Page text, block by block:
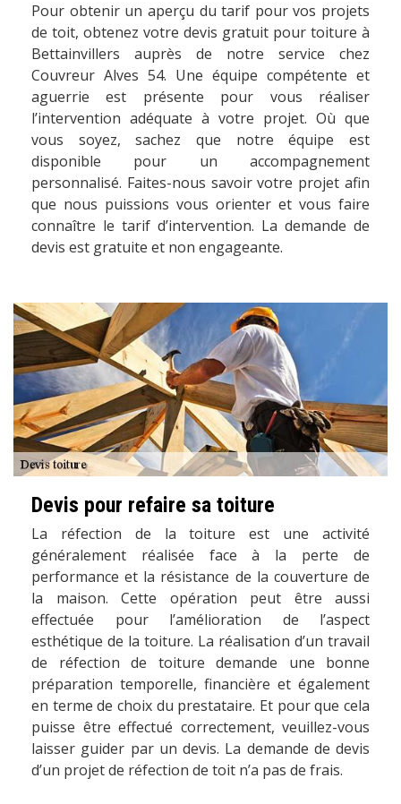
Pour obtenir un aperçu du tarif pour vos projets
de toit, obtenez votre devis gratuit pour toiture à
Bettainvillers auprès de notre service chez
Couvreur Alves 54. Une équipe compétente et
aguerrie est présente pour vous réaliser
l’intervention adéquate à votre projet. Où que
vous soyez, sachez que notre équipe est
disponible pour un accompagnement
personnalisé. Faites-nous savoir votre projet afin
que nous puissions vous orienter et vous faire
connaître le tarif d’intervention. La demande de
devis est gratuite et non engageante.
Devis pour refaire sa toiture
La réfection de la toiture est une activité
généralement réalisée face à la perte de
performance et la résistance de la couverture de
la maison. Cette opération peut être aussi
effectuée pour l’amélioration de l’aspect
esthétique de la toiture. La réalisation d’un travail
de réfection de toiture demande une bonne
préparation temporelle, financière et également
en terme de choix du prestataire. Et pour que cela
puisse être effectué correctement, veuillez-vous
laisser guider par un devis. La demande de devis
d’un projet de réfection de toit n’a pas de frais.